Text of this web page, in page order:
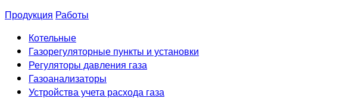
Продукция Работы
Котельные
Газорегуляторные пункты и установки
Регуляторы давления газа
Газоанализаторы
Устройства учета расхода газа